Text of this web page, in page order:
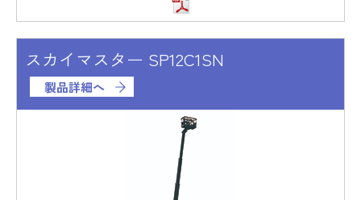
スカイマスター SP12C1SN
製品詳細へ